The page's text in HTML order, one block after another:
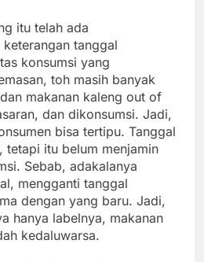
itu telah ada
tanggal
konsumsi yang
toh masih banyak
makanan kaleng out of
dan dikonsumsi. Jadi,
bisa tertipu. Tanggal
tetapi itu belum menjamin
Sebab, adakalanya
mengganti tanggal
dengan yang baru. Jadi,
hanya labelnya, makanan
kedaluwarsa.